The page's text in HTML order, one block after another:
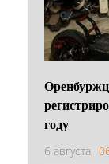
году
6 августа